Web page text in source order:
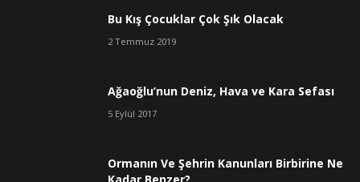
Bu Kış Çocuklar Çok Şık Olacak
2 Temmuz 2019
Ağaoğlu’nun Deniz, Hava ve Kara Sefası
5 Eylül 2017
Ormanın Ve Şehrin Kanunları Birbirine Ne